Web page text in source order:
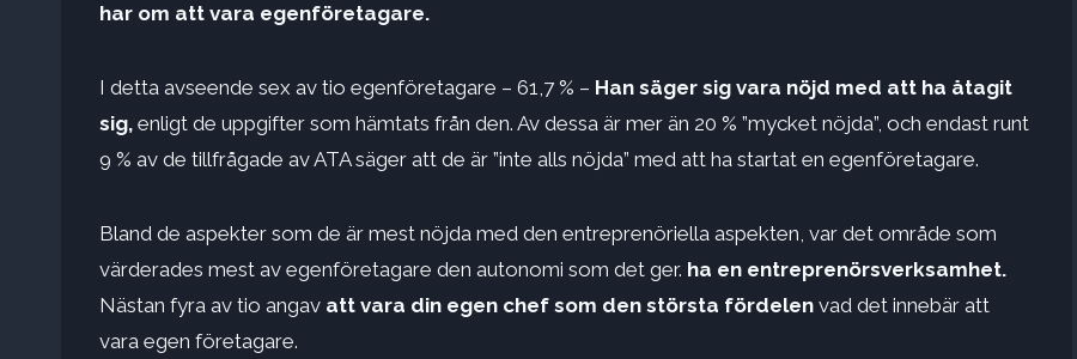
har om att vara egenföretagare.
I detta avseende sex av tio egenföretagare – 61,7 % – Han säger sig vara nöjd med att ha åtagit
sig, enligt de uppgifter som hämtats från den. Av dessa är mer än 20 % ”mycket nöjda”, och endast runt
9 % av de tillfrågade av ATA säger att de är ”inte alls nöjda” med att ha startat en egenföretagare.
Bland de aspekter som de är mest nöjda med den entreprenöriella aspekten, var det område som
värderades mest av egenföretagare den autonomi som det ger. ha en entreprenörsverksamhet.
Nästan fyra av tio angav att vara din egen chef som den största fördelen vad det innebär att
vara egen företagare.